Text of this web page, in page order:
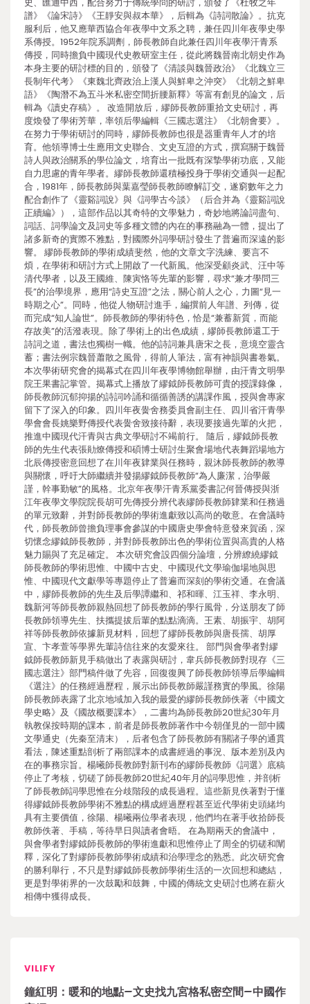
譜》《論宋詩》《王靜安與叔本華》，后輯為《詩詞散論》。抗克
服利后，他又應華西協合年夜學中文系之聘，兼任四川年夜學史學
系傳授。1952年院系調劑，師長教師自此兼任四川年夜學汗青系
傳授，同時擔負中國現代史教研室主任，從此將魏晉南北朝史作為
本身主要的研討標的目的，頒發了《清談與魏晉政治》《北魏立三
長制年代考》《東魏北齊政治上漢人與鮮卑之沖突》《北朝之鮮卑
語》《陶潛不為五斗米私密空間折腰新釋》等富有創見的論文，后
輯為《讀史存稿》。 改造開放后，繆師長教師重拾文史研討，再
度煥發了學術芳華，率領后學編輯《三國志選注》《北朝會要》。
在努力于學術研討的同時，繆師長教師也很是器重青年人才的培
育。他領導博士生應用文史聯合、文史互證的方式，撰寫關于魏晉
詩人與政治關系的學位論文，培育出一批既有深摯學術功底，又能
自力思慮的青年學者。繆師長教師還積極投身于學術交通與一起配
合，1981年，師長教師與葉嘉瑩師長教師瞭解訂交，遂窮數年之力
配合創作了《靈谿詞說》與《詞學古今談》（后合并為《靈谿詞說
正續編》），這部作品以其奇特的文學魅力，奇妙地將論詞盡句、
詞話、詞學論文及詞史等多種文體的內在的事務融為一體，提出了
諸多新奇的實際不雅點，對國際外詞學研討發生了普遍而深遠的影
響。 繆師長教師的學術成績斐然，他的文章文字洗練、要言不
煩，在學術和研討方式上開啟了一代新風。他深受顧炎武、汪中等
清代學者，以及王國維、陳寅恪等先輩的影響，尋求“兼才學問三
長”的治學境界，應用“詩史互證”之法，關心前人之心，力圖“見一
時期之心”。同時，他從人物研討進手，編撰前人年譜、列傳，從
而完成“知人論世”。師長教師的學術特色，恰是“兼蓄新質，而能
存故美”的活潑表現。除了學術上的出色成績，繆師長教師還工于
詩詞之道，書法也獨樹一幟。他的詩詞兼具唐宋之長，意境空靈含
蓄；書法例宗魏晉蕭散之風骨，得前人筆法，富有神韻與書卷氣。
本次學術研究會的揭幕式在四川年夜學博物館舉辦，由汗青文明學
院王果書記掌管。揭幕式上播放了繆鉞師長教師可貴的授課錄像，
師長教師沉郁抑揚的詩詞吟誦和循循善誘的講課作風，授與會專家
留下了深入的印象。四川年夜黌舍務委員會副主任、四川省汗青學
學會會長姚樂野傳授代表黌舍致接待辭，表現要接過先輩的火把，
推進中國現代汗青與古典文學研討不竭前行。 隨后，繆鉞師長教
師的先生代表張勛燎傳授和碩博士研討生聚會場地代表舞蹈場地方
北辰傳授密意回想了在川年夜肄業與任務時，親沐師長教師的教導
與關懷，呼吁大師繼續并發揚繆鉞師長教師“為人廉潔，治學嚴
謹，幹事勤敏”的風格。北京年夜學汗青系黨委書記何晉傳授與浙
江年夜學文學院院長胡可先傳授分辨代表繆師長教師肄業和任務過
的單元致辭，并對師長教師的學術進獻致以高尚的敬意。在會議時
代，師長教師曾擔負理事會參謀的中國唐史學會特意發來賀函，深
切懷念繆鉞師長教師，并對師長教師出色的學術位置與高貴的人格
魅力賜與了充足確定。 本次研究會設四個分論壇，分辨繚繞繆鉞
師長教師的學術思惟、中國中古史、中國現代文學瑜伽場地與思
惟、中國現代文獻學等專題停止了普遍而深刻的學術交通。在會議
中，繆師長教師的先生及后學譚繼和、祁和暉、江玉祥、李永明、
魏新河等師長教師親熱回想了師長教師的學行風骨，分送朋友了師
長教師領導先生、扶攜提拔后輩的點點滴滴。王素、胡振宇、胡阿
祥等師長教師依據新見材料，回想了繆師長教師與唐長孺、胡厚
宣、卞孝萱等學界先輩詩信往來的友愛來往。 部門與會學者對繆
鉞師長教師新見手稿做出了表露與研討，韋兵師長教師對現存《三
國志選注》部門稿件做了先容，回復復興了師長教師領導后學編輯
《選注》的任務經過歷程，展示出師長教師嚴謹務實的學風。徐陽
師長教師表露了北京地域加入我的最愛的繆師長教師佚著《中國文
學史略》及《國故概要課本》，二書均為師長教師20世紀30年月
執教保按時期的課本，前者是師長教師著作中今朝僅見的一部中國
文學通史（先秦至清末），后者包含了師長教師有關諸子學的通貫
看法，陳述重點剖析了兩部課本的成書經過的事況、版本差別及內
在的事務宗旨。楊曦師長教師對新刊布的繆師長教師《詞選》底稿
停止了考核，切磋了師長教師20世紀40年月的詞學思惟，并剖析
了師長教師詞學思惟在分歧階段的成長過程。這些新見佚著對于懂
得繆鉞師長教師學術不雅點的構成經過歷程甚至近代學術史頭緒均
具有主要價值，徐陽、楊曦兩位學者表現，他們均在著手收拾師長
教師佚著、手稿，等待早日與讀者會晤。 在為期兩天的會議中，
與會學者對繆鉞師長教師的學術進獻和思惟停止了周全的切磋和闡
釋，深化了對繆師長教師學術成績和治學理念的熟悉。此次研究會
的勝利舉行，不只是對繆鉞師長教師學術生活的一次回想和總結，
更是對學術界的一次鼓勵和鼓舞，中國的傳統文史研討也將在薪火
相傳中獲得成長。
VILIFY
鐘紅明：暖和的地點–文史找九宮格私密空間–中國作